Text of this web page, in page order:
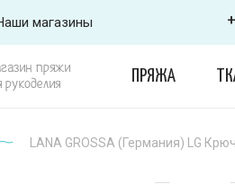
магазины
пряжи
рукоделия
ПРЯЖА
LANA GROSSA (Германия) LG